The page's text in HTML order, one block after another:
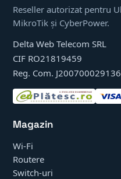
Reseller autorizat pentru
MikroTik și CyberPower.
Delta Web Telecom SRL
CIF RO21819459
Reg. Com.
Magazin
Wi-Fi
Routere
Switch-uri